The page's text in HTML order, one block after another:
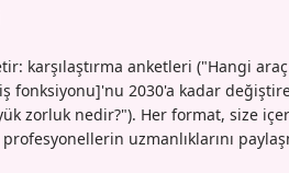
karşılaştırma anketleri ("Hangi
fonksiyonu]'nu 2030'a kadar
zorluk nedir?"). Her format, size
uzmanlıklarını